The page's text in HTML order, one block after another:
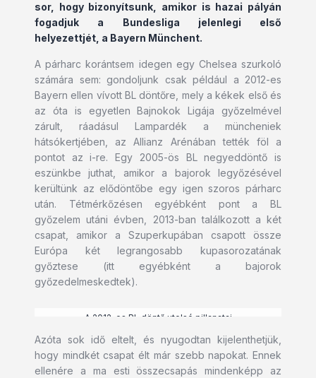
sor, hogy bizonyítsunk, amikor is hazai pályán
fogadjuk a Bundesliga jelenlegi első
helyezettjét, a Bayern Münchent.
A párharc korántsem idegen egy Chelsea szurkoló
számára sem: gondoljunk csak például a 2012-es
Bayern ellen vívott BL döntőre, mely a kékek első és
az óta is egyetlen Bajnokok Ligája győzelmével
zárult, ráadásul Lampardék a müncheniek
hátsókertjében, az Allianz Arénában tették föl a
pontot az i-re. Egy 2005-ös BL negyeddöntő is
eszünkbe juthat, amikor a bajorok legyőzésével
kerültünk az elődöntőbe egy igen szoros párharc
után. Tétmérkőzésen egyébként pont a BL
győzelem utáni évben, 2013-ban találkozott a két
csapat, amikor a Szuperkupában csapott össze
Európa két legrangosabb kupasorozatának
győztese (itt egyébként a bajorok
győzedelmeskedtek).
A 2012-es BL döntő utolsó pillanatai
Azóta sok idő eltelt, és nyugodtan kijelenthetjük,
hogy mindkét csapat élt már szebb napokat. Ennek
ellenére a ma esti összecsapás mindenképp az